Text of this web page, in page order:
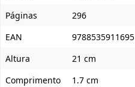
Páginas
296
EAN
9788535911695
Altura
21 cm
Comprimento
1.7 cm